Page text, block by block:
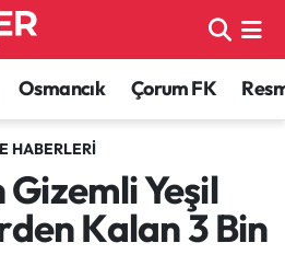
Osmancık Çorum FK
HABERLERI
Gizemli Yeşil
Kalan 3 Bin
Haritası